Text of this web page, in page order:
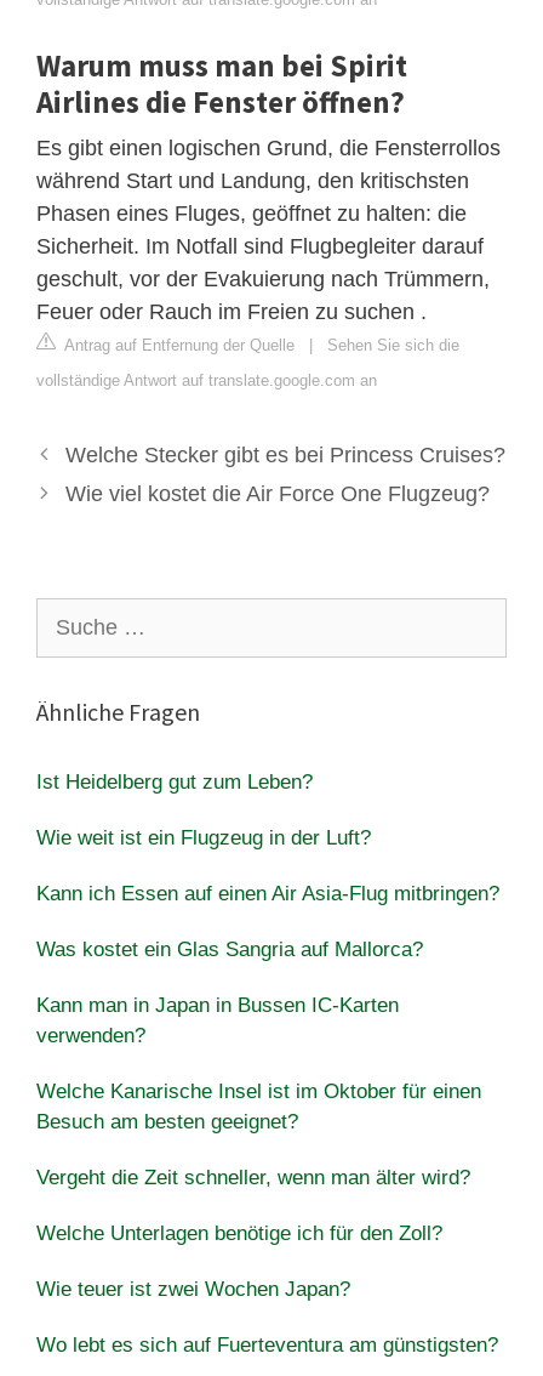
Warum muss man bei Spirit
Airlines die Fenster öffnen?
Es gibt einen logischen Grund, die Fensterrollos
während Start und Landung, den kritischsten
Phasen eines Fluges, geöffnet zu halten: die
Sicherheit. Im Notfall sind Flugbegleiter darauf
geschult, vor der Evakuierung nach Trümmern,
Feuer oder Rauch im Freien zu suchen .
Antrag auf Entfernung der Quelle | Sehen Sie sich die
vollständige Antwort auf translate.google.com an
Welche Stecker gibt es bei Princess Cruises?
Wie viel kostet die Air Force One Flugzeug?
nach:
Ähnliche Fragen
Ist Heidelberg gut zum Leben?
Wie weit ist ein Flugzeug in der Luft?
Kann ich Essen auf einen Air Asia-Flug mitbringen?
Was kostet ein Glas Sangria auf Mallorca?
Kann man in Japan in Bussen IC-Karten
verwenden?
Welche Kanarische Insel ist im Oktober für einen
Besuch am besten geeignet?
Vergeht die Zeit schneller, wenn man älter wird?
Welche Unterlagen benötige ich für den Zoll?
Wie teuer ist zwei Wochen Japan?
Wo lebt es sich auf Fuerteventura am günstigsten?